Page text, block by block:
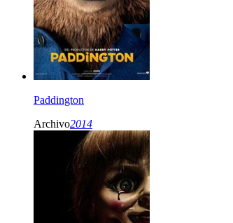
Paddington
Archivo2014